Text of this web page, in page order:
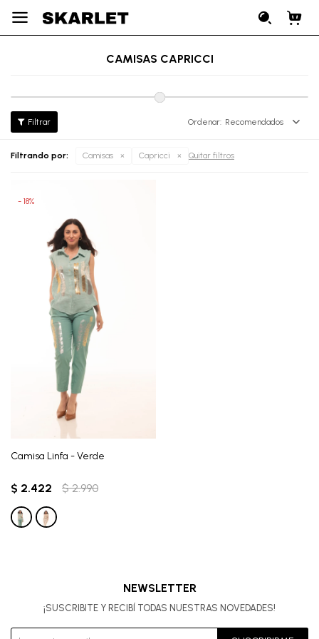

CAMISAS CAPRICCI
Recomendados
Filtrando por: Camisas Capricci Quitar filtros
Camisa Linfa - Verde
$ 2.422 $ 2.990
18
NEWSLETTER
¡SUSCRIBITE Y RECIBÍ TODAS NUESTRAS NOVEDADES!